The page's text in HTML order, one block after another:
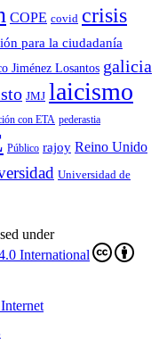
COPE covid crisis
para la ciudadaní­a
Jiménez Losantos galicia
JMJ laicismo
con ETA pederastia
Público rajoy Reino Unido
Universidad de
under
International